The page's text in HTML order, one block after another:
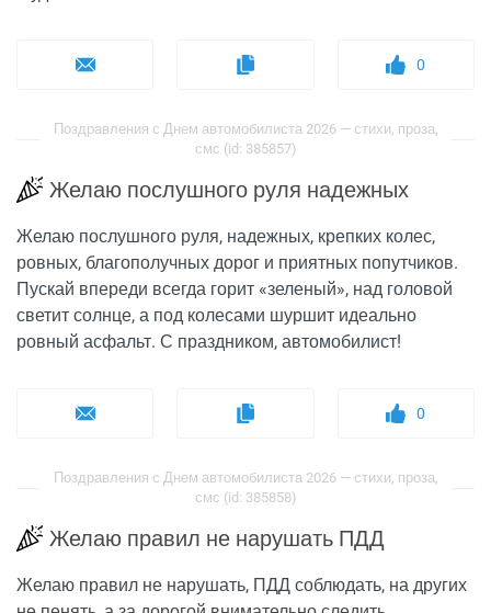
0
Поздравления с Днем автомобилиста 2026 — стихи, проза,
смс (id: 385857)
Желаю послушного руля надежных
Желаю послушного руля, надежных, крепких колес,
ровных, благополучных дорог и приятных попутчиков.
Пускай впереди всегда горит «зеленый», над головой
светит солнце, а под колесами шуршит идеально
ровный асфальт. С праздником, автомобилист!
0
Поздравления с Днем автомобилиста 2026 — стихи, проза,
смс (id: 385858)
Желаю правил не нарушать ПДД
Желаю правил не нарушать, ПДД соблюдать, на других